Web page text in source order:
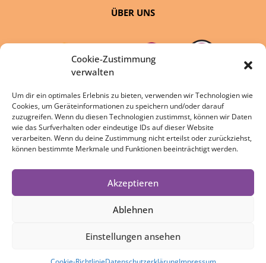
Cookie-Zustimmung
verwalten
Um dir ein optimales Erlebnis zu bieten, verwenden wir Technologien wie
Cookies, um Geräteinformationen zu speichern und/oder darauf
zuzugreifen. Wenn du diesen Technologien zustimmst, können wir Daten
wie das Surfverhalten oder eindeutige IDs auf dieser Website
verarbeiten. Wenn du deine Zustimmung nicht erteilst oder zurückziehst,
können bestimmte Merkmale und Funktionen beeinträchtigt werden.
Akzeptieren
Ablehnen
Einstellungen ansehen
eine Initiative von:
ÜBER UNS